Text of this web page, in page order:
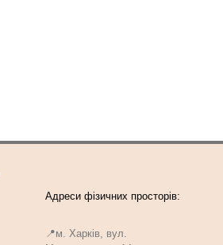
📍м. Харків, вул.